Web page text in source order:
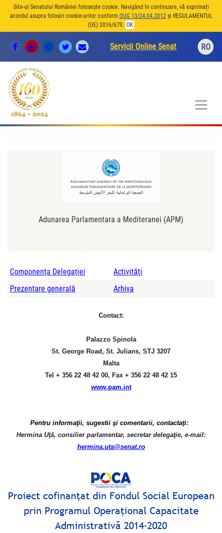
Site-ul Senatului României folosește cookie. Navigând în continuare, vă exprimați
acordul asupra folosiri cookie-urilor conform OUG 13/24.04.2012și REGULAMENTUL
(UE) 2016/679. OK
Servicii Online Senat RO
Adunarea Parlamentara a Mediteranei (APM)
Componenţa Delegaţiei
Activităţi
Prezentare generală
Arhiva
Contact:
Palazzo Spinola
St. George Road, St. Julians, STJ 3207
Malta
Tel + 356 22 48 42 00, Fax + 356 22 48 42 15
www.pam.int
Pentru informaţii, sugestii şi comentarii, contactaţi:
Hermina Uţă, consilier parlamentar, secretar delegaţie, e-mail:
hermina.uta@senat.ro
Proiect cofinanţat din Fondul Social European
prin Programul Operaţional Capacitate
Administrativă 2014-2020